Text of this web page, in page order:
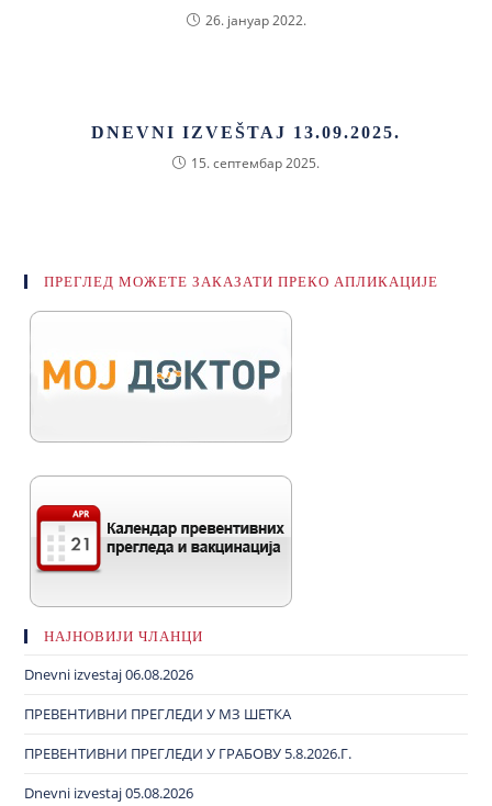
26. јануар 2022.
DNEVNI IZVEŠTAJ 13.09.2025.
15. септембар 2025.
ПРЕГЛЕД МОЖЕТЕ ЗАКАЗАТИ ПРЕКО АПЛИКАЦИЈЕ
НАЈНОВИЈИ ЧЛАНЦИ
Dnevni izvestaj 06.08.2026
ПРЕВЕНТИВНИ ПРЕГЛЕДИ У МЗ ШЕТКА
ПРЕВЕНТИВНИ ПРЕГЛЕДИ У ГРАБОВУ 5.8.2026.Г.
Dnevni izvestaj 05.08.2026